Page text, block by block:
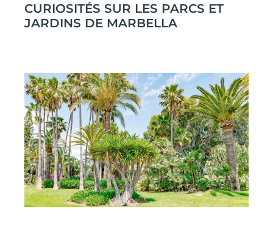
CURIOSITÉS SUR LES PARCS ET
JARDINS DE MARBELLA